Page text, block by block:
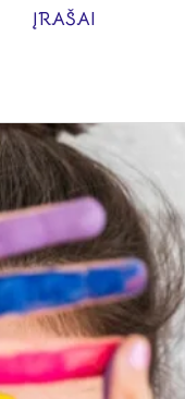
ĮRAŠAI